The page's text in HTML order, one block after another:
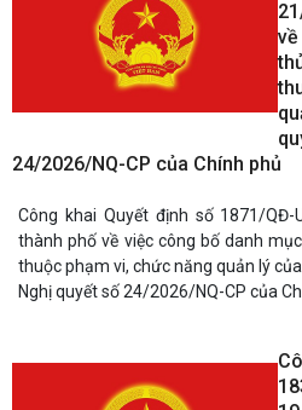
24/2026/NQ-CP của Chính phủ
Công khai Quyết định số 1871/QĐ-
thành phố về việc công bố danh
thuộc phạm vi, chức năng quản lý
Nghị quyết số 24/2026/NQ-CP của